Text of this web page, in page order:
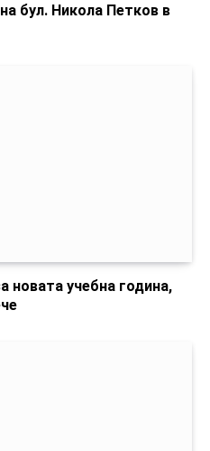
бул. Никола Петков в
новата учебна година,